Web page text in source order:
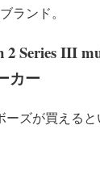
ランド。
2 Series III
カー
ーズが買える